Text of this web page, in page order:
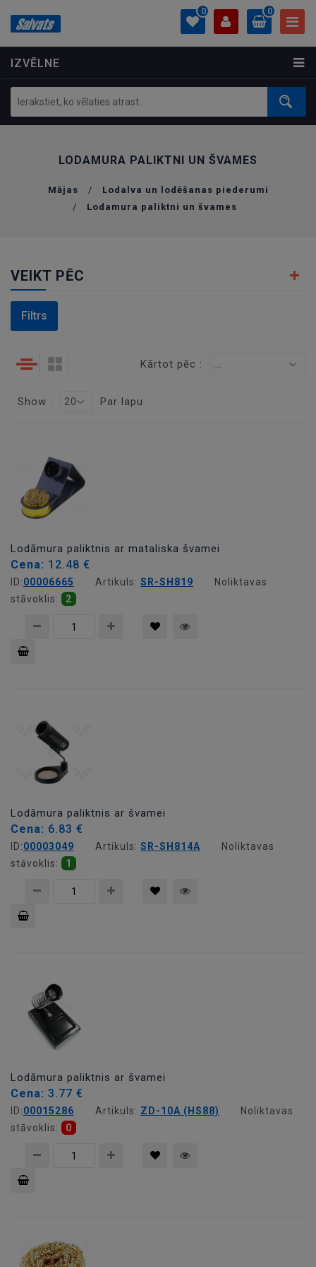
IZVĒLNE
0
PROFILS
Ielogoties
Izveidot kontu
0
0.00 €
LODAMURA PALIKTNI UN ŠVAMES
Mājas /
Lodalva un lodēšanas piederumi
/
Lodamura paliktni un švames
VEIKT PĒC
Filtrs
Kārtot pēc : ...
Show : 20 Par lapu
Lodāmura paliktnis ar mataliska švamei
Cena: 12.48 €
ID:00006665 Artikuls: SR-SH819
Noliktavas
stāvoklis:
2
Lodāmura paliktnis ar švamei
Cena: 6.83 €
ID:00003049 Artikuls: SR-SH814A
Noliktavas
stāvoklis:
1
Lodāmura paliktnis ar švamei
Cena: 3.77 €
ID:00015286 Artikuls: ZD-10A (HS88)
Noliktavas
stāvoklis:
0